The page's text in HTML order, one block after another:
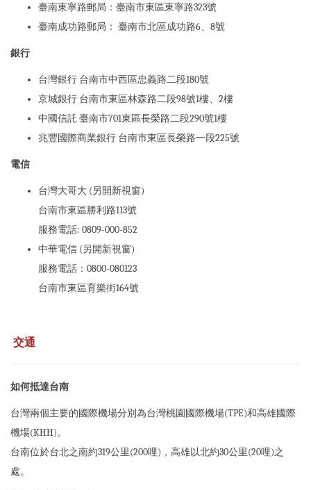
臺南東寧路郵局：臺南市東區東寧路323號
臺南成功路郵局： 臺南市北區成功路6、8號
銀行
台灣銀行 台南市中西區忠義路二段180號
京城銀行 台南市東區林森路二段98號1樓、2樓
中國信託 臺南市701東區長榮路二段290號1樓
兆豐國際商業銀行 台南市東區長榮路一段225號
電信
台灣大哥大 (另開新視窗)
台南市東區勝利路113號
服務電話: 0809-000-852
中華電信 (另開新視窗)
服務電話：0800-080123
台南市東區育樂街164號
交通
如何抵達台南
台灣兩個主要的國際機場分別為台灣桃園國際機場(TPE)和高雄國際
機場(KHH)。
台南位於台北之南約319公里(200哩)，高雄以北約30公里(20哩)之
處。